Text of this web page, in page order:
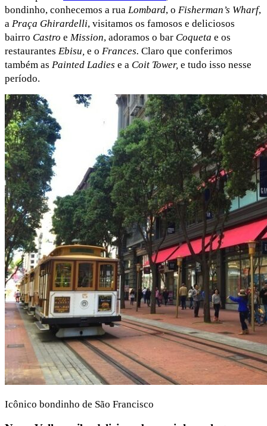
bondinho, conhecemos a rua Lombard, o Fisherman’s Wharf,
a Praça Ghirardelli, visitamos os famosos e deliciosos
bairro Castro e Mission, adoramos o bar Coqueta e os
restaurantes Ebisu, e o Frances. Claro que conferimos
também as Painted Ladies e a Coit Tower, e tudo isso nesse
período.
Icônico bondinho de São Francisco